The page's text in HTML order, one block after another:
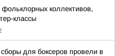
коллективов,
классы
для боксеров провели в